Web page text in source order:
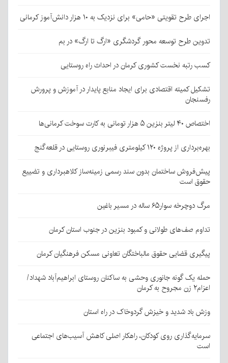
اجرای طرح تقویتی «حامی» برای نزدیک به ۱۰ هزار دانش‌آموز کرمانی
تدوین طرح توسعه محور گردشگری «ارگ تا ارگ» در بم
کسب رتبه نخست کشوری کرمان در احداث راه روستایی
تشکیل کمیته اقتصادی برای ایجاد منابع پایدار در آموزش و پرورش
رفسنجان
اختصاص ۴۰ لیتر بنزین ۵ هزار تومانی به کارت سوخت کرمانی‌ها
بهره‌برداری از پروژه ۱۲۰ کیلومتری فیبرنوری روستایی در قلعه‌گنج
پیش‌فروش ساختمان بدون سند رسمی زمینه‌ساز کلاهبرداری و تضییع
حقوق است
مرگ دوچرخه سوار۶۵ ساله در مسیر باغین
تداوم صف‌های طولانی و کمبود بنزین در جنوب استان کرمان
پیگیری قضایی حقوق مالباختگان تعاونی مسکن فرهنگیان کرمان
حمله یک گونه جانوری وحشی به ساکنان روستای ابراهیم‌آباد شهداد/
اعزام۲ زن مجروح به کرمان
وزش باد شدید و خیزش گردوخاک در راه استان
سرمایه‌گذاری روی کودکان، راهکار اصلی کاهش آسیب‌های اجتماعی
است